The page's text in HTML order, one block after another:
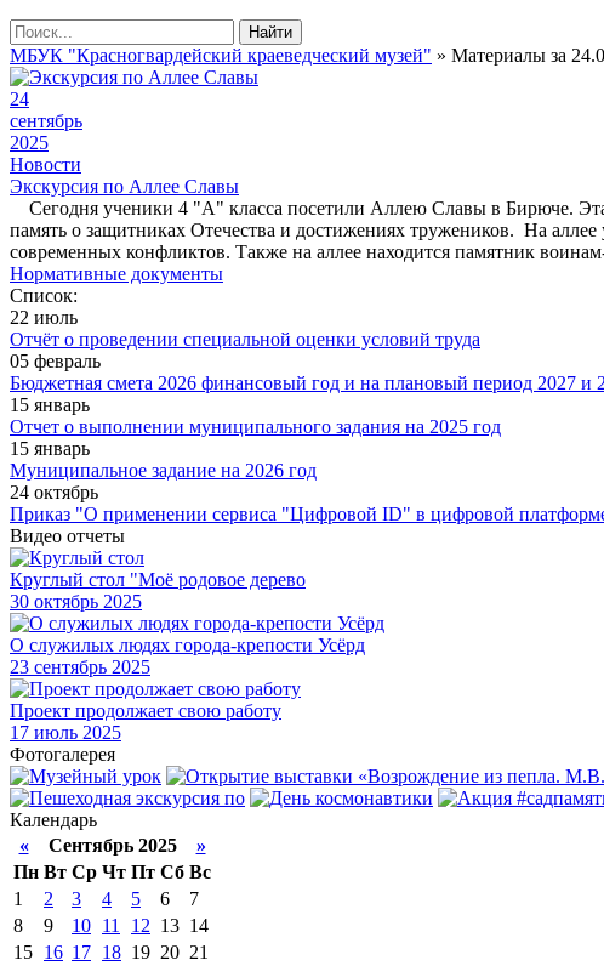
Найти
МБУК "Красногвардейский краеведческий музей" » Материалы за
24
сентябрь
2025
Новости
Экскурсия по Аллее Славы
Сегодня ученики 4 "А" класса посетили Аллею Славы в Бирюче.
память о защитниках Отечества и достижениях тружеников. На
современных конфликтов. Также на аллее находится памятник
Нормативные документы
Список:
22 июль
Отчёт о проведении специальной оценки условий труда
05 февраль
Бюджетная смета 2026 финансовый год и на плановый период 2027 и
15 январь
Отчет о выполнении муниципального задания на 2025 год
15 январь
Муниципальное задание на 2026 год
24 октябрь
Приказ "О применении сервиса "Цифровой ID" в цифровой
Видео отчеты
Круглый стол "Моё родовое дерево
30 октябрь 2025
О служилых людях города-крепости Усёрд
23 сентябрь 2025
Проект продолжает свою работу
17 июль 2025
Фотогалерея
Календарь
«Сентябрь 2025 »
Пн Вт Ср Чт Пт Сб Вс
1
2 3 4 5 6
7
8
9 10 11 12 13 14
15 16 17 18 19 20 21